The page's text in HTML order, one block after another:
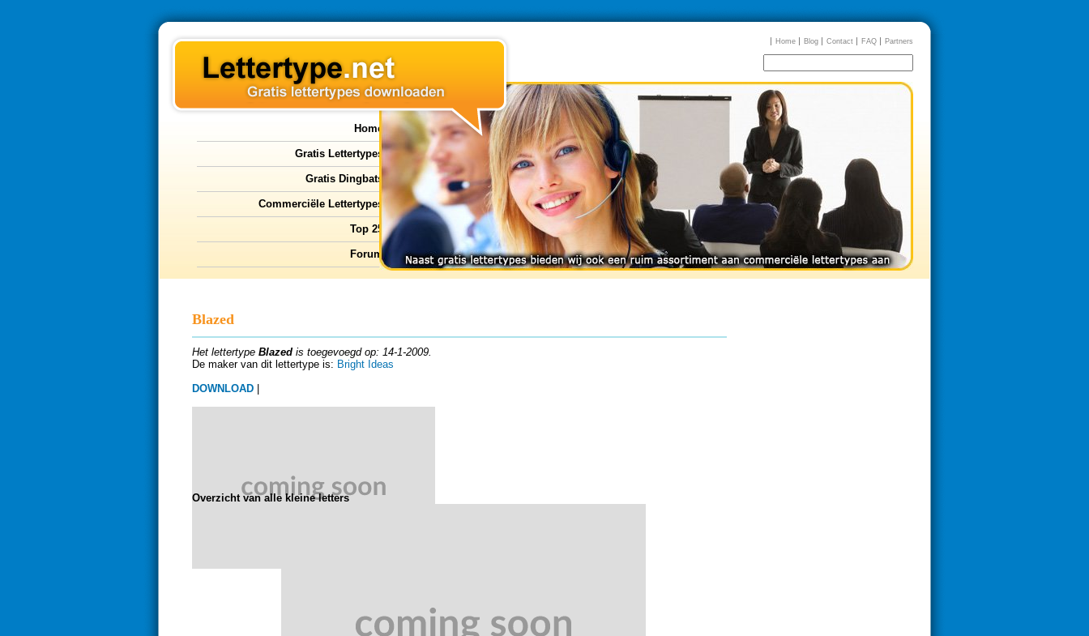
Home Blog Contact FAQ Partners
Home
Gratis Lettertypes
Gratis Dingbats
Commerciële Lettertypes
Top 25
Forum
Blazed
Het lettertype Blazed is toegevoegd op: 14-1-2009.
De maker van dit lettertype is: Bright Ideas
DOWNLOAD
Overzicht van alle kleine letters